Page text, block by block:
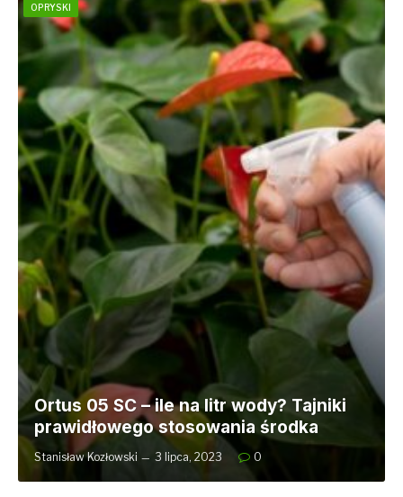
OPRYSKI
Ortus 05 SC – ile na litr wody? Tajniki
prawidłowego stosowania środka
Stanisław Kozłowski 3 lipca, 2023 0